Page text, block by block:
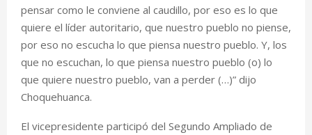
pensar como le conviene al caudillo, por eso es lo que
quiere el líder autoritario, que nuestro pueblo no piense,
por eso no escucha lo que piensa nuestro pueblo. Y, los
que no escuchan, lo que piensa nuestro pueblo (o) lo
que quiere nuestro pueblo, van a perder (…)” dijo
Choquehuanca.
El vicepresidente participó del Segundo Ampliado de